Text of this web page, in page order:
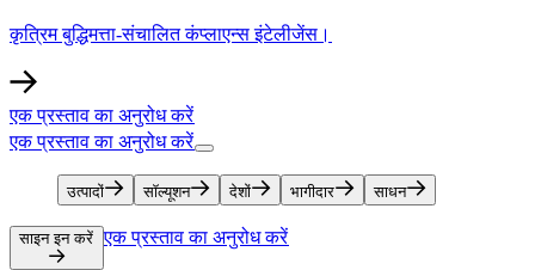
कृत्रिम बुद्धिमत्ता-संचालित कंप्लाएन्स इंटेलीजेंस।​​
एक प्रस्ताव का अनुरोध करें​​
एक प्रस्ताव का अनुरोध करें​​
उत्पादों​​ सॉल्यूशन​​ देशों​​ भागीदार​​ साधन​​
साइन इन करें​​ एक प्रस्ताव का अनुरोध करें​​